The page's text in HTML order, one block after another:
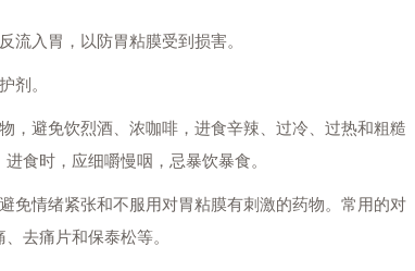
入胃，以防胃粘膜受到损害。
剂。
避免饮烈酒、浓咖啡，进食辛辣、过冷、过热和粗糙
食时，应细嚼慢咽，忌暴饮暴食。
情绪紧张和不服用对胃粘膜有刺激的药物。常用的对
去痛片和保泰松等。